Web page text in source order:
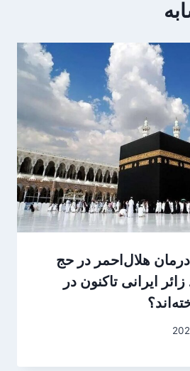
هلال‌احمر در حج
ایرانی تاکنون در